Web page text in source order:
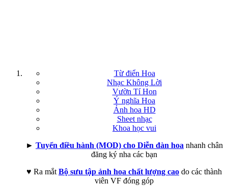
Từ điển Hoa
Nhạc Không Lời
Vườn Tí Hon
Ý nghĩa Hoa
Ảnh hoa HD
Sheet nhạc
Khoa học vui
► Tuyển điều hành (MOD) cho Diễn đàn hoa nhanh chân
đăng ký nha các bạn
♥ Ra mắt Bộ sưu tập ảnh hoa chất lượng cao do các thành
viên VF đóng góp